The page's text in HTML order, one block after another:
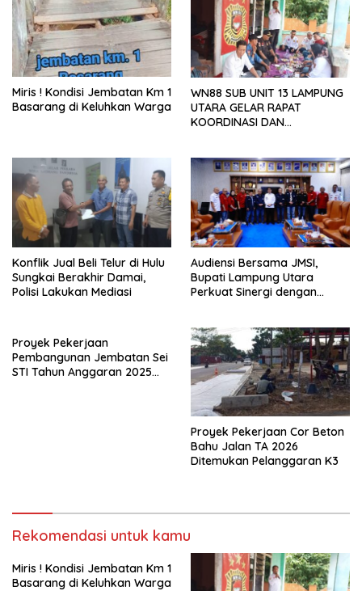
Miris ! Kondisi Jembatan Km 1
Basarang di Keluhkan Warga
WN88 SUB UNIT 13 LAMPUNG
UTARA GELAR RAPAT
KOORDINASI DAN
Konflik Jual Beli Telur di Hulu
Sungkai Berakhir Damai,
Polisi Lakukan Mediasi
Audiensi Bersama JMSI,
Bupati Lampung Utara
Perkuat Sinergi dengan
Proyek Pekerjaan
Pembangunan Jembatan Sei
STI Tahun Anggaran 2025
Proyek Pekerjaan Cor Beton
Bahu Jalan TA 2026
Ditemukan Pelanggaran K3
Rekomendasi untuk kamu
Miris ! Kondisi Jembatan Km 1
Basarang di Keluhkan Warga